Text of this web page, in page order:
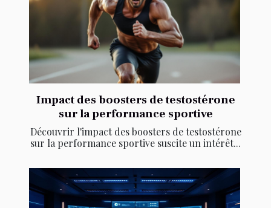
Impact des boosters de testostérone
sur la performance sportive
Découvrir l'impact des boosters de testostérone
sur la performance sportive suscite un intérêt...